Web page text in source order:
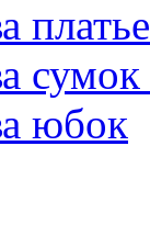
сумок
юбок